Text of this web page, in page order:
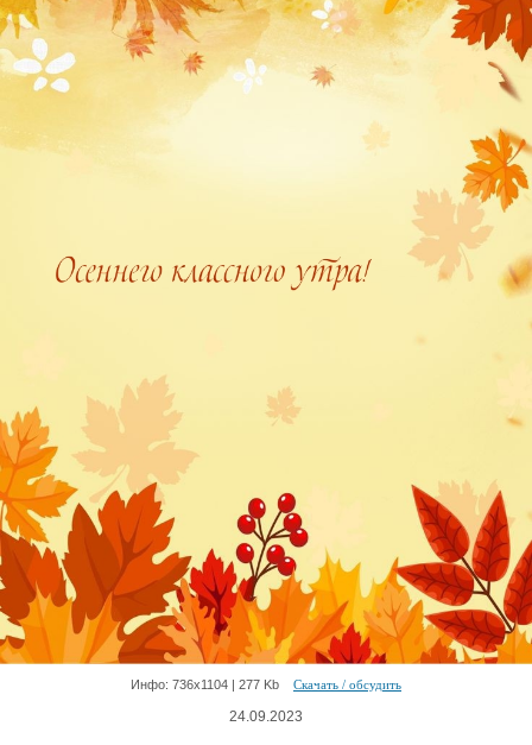
Инфо: 736х1104 | 277 Kb Скачать / обсудить
24.09.2023